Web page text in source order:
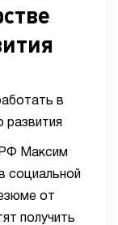
РФ Максим
социальной
от
получить